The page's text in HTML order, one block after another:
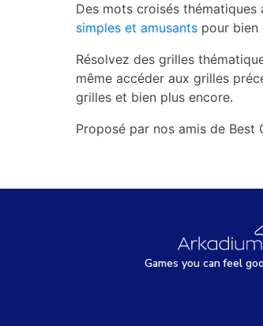
Des mots croisés
simples et amusants pour bien
Résolvez des grilles
même accéder aux grilles
grilles et bien plus encore.
Proposé par nos amis de Best
Games you canfeel